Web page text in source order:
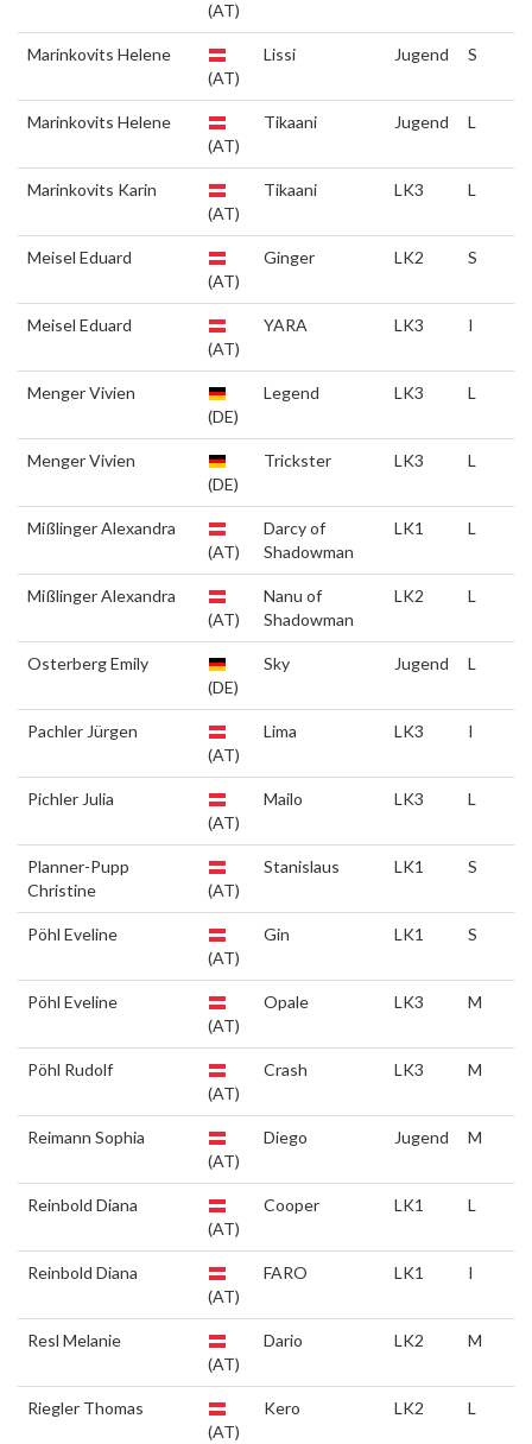
(AT)
Marinkovits Helene
(AT)
Lissi Jugend S
Marinkovits Helene
(AT)
Tikaani Jugend L
Marinkovits Karin
(AT)
Tikaani LK3 L
Meisel Eduard
(AT)
Ginger LK2 S
Meisel Eduard
(AT)
YARA LK3 I
Menger Vivien
(DE)
Legend LK3 L
Menger Vivien
(DE)
Trickster LK3 L
Mißlinger Alexandra
(AT)
Darcy of
Shadowman
LK1 L
Mißlinger Alexandra
(AT)
Nanu of
Shadowman
LK2 L
Osterberg Emily
(DE)
Sky Jugend L
Pachler Jürgen
(AT)
Lima LK3 I
Pichler Julia
(AT)
Mailo LK3 L
Planner-Pupp
Christine
(AT)
Stanislaus LK1 S
Pöhl Eveline
(AT)
Gin LK1 S
Pöhl Eveline
(AT)
Opale LK3 M
Pöhl Rudolf
(AT)
Crash LK3 M
Reimann Sophia
(AT)
Diego Jugend M
Reinbold Diana
(AT)
Cooper LK1 L
Reinbold Diana
(AT)
FARO LK1 I
Resl Melanie
(AT)
Dario LK2 M
Riegler Thomas
(AT)
Kero LK2 L